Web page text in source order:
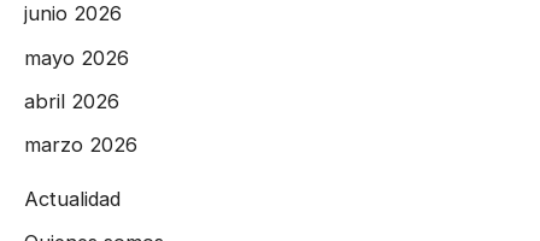
junio 2026
mayo 2026
abril 2026
marzo 2026
Actualidad